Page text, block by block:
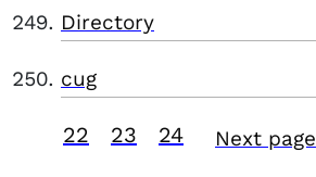
Directory
cug
22 23 24 Next page